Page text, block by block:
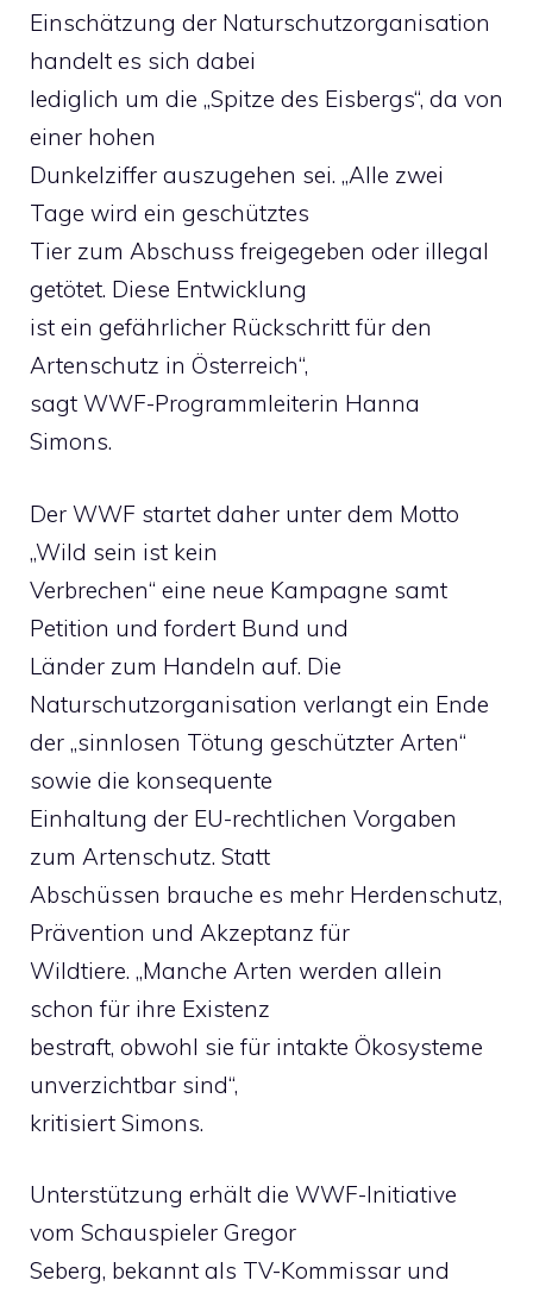
Einschätzung der Naturschutzorganisation
handelt es sich dabei
lediglich um die „Spitze des Eisbergs“, da von
einer hohen
Dunkelziffer auszugehen sei. „Alle zwei
Tage wird ein geschütztes
Tier zum Abschuss freigegeben oder illegal
getötet. Diese Entwicklung
ist ein gefährlicher Rückschritt für den
Artenschutz in Österreich“,
sagt WWF-Programmleiterin Hanna
Simons.
Der WWF startet daher unter dem Motto
„Wild sein ist kein
Verbrechen“ eine neue Kampagne samt
Petition und fordert Bund und
Länder zum Handeln auf. Die
Naturschutzorganisation verlangt ein Ende
der „sinnlosen Tötung geschützter Arten“
sowie die konsequente
Einhaltung der EU-rechtlichen Vorgaben
zum Artenschutz. Statt
Abschüssen brauche es mehr Herdenschutz,
Prävention und Akzeptanz für
Wildtiere. „Manche Arten werden allein
schon für ihre Existenz
bestraft, obwohl sie für intakte Ökosysteme
unverzichtbar sind“,
kritisiert Simons.
Unterstützung erhält die WWF-Initiative
vom Schauspieler Gregor
Seberg, bekannt als TV-Kommissar und